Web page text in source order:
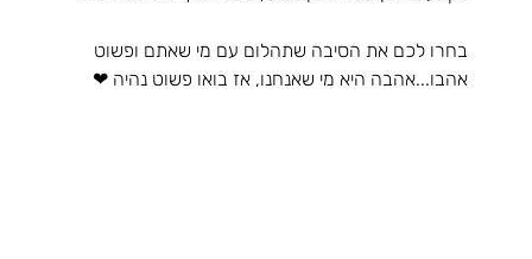
בחרו לכם את הסיבה שתהלום עם מי שאתם ופשוט
אהבו...אהבה היא מי שאנחנו, אז בואו פשוט נהיה ❤